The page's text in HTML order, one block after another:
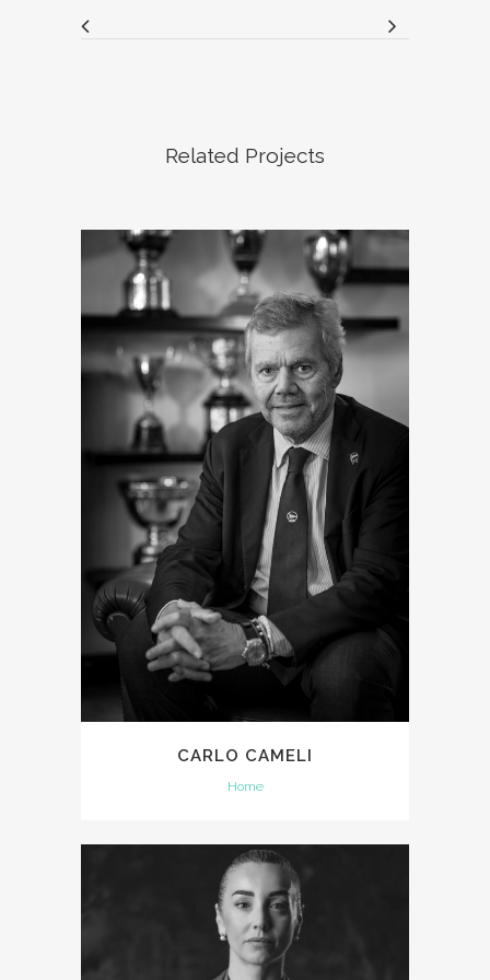
Related Projects
CARLO CAMELI
Home